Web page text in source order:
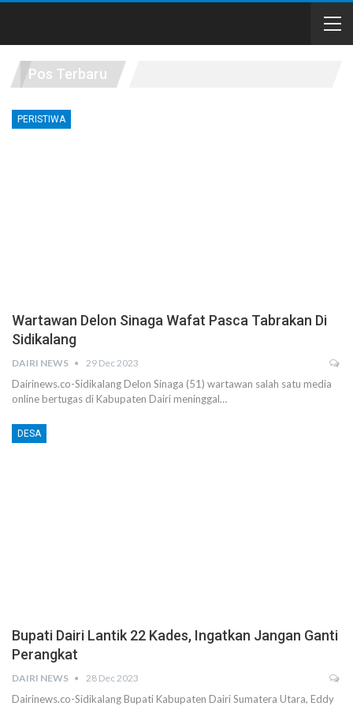
Pos Terbaru
PERISTIWA
Wartawan Delon Sinaga Wafat Pasca Tabrakan Di
Sidikalang
DAIRI NEWS 29 Dec 2023
Dairinews.co-Sidikalang Delon Sinaga (51) wartawan salah satu media
online bertugas di Kabupaten Dairi meninggal…
DESA
Bupati Dairi Lantik 22 Kades, Ingatkan Jangan Ganti
Perangkat
DAIRI NEWS 28 Dec 2023
Dairinews.co-Sidikalang Bupati Kabupaten Dairi Sumatera Utara, Eddy